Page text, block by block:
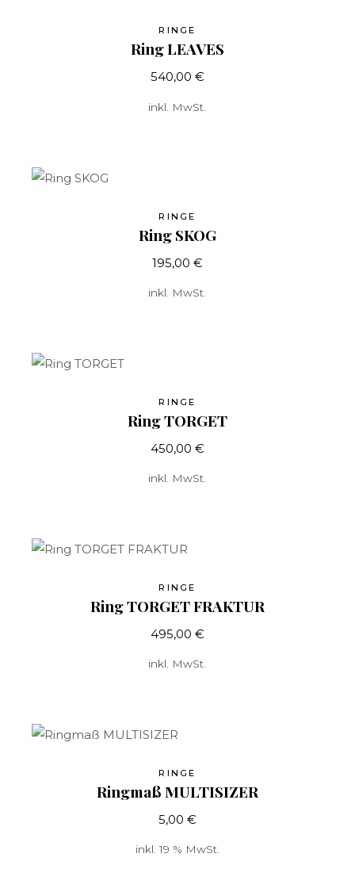
RINGE
Ring LEAVES
540,00 €
inkl. MwSt.
RINGE
Ring SKOG
195,00 €
inkl. MwSt.
RINGE
Ring TORGET
450,00 €
inkl. MwSt.
RINGE
Ring TORGET FRAKTUR
495,00 €
inkl. MwSt.
RINGE
Ringmaß MULTISIZER
5,00 €
inkl. 19 % MwSt.